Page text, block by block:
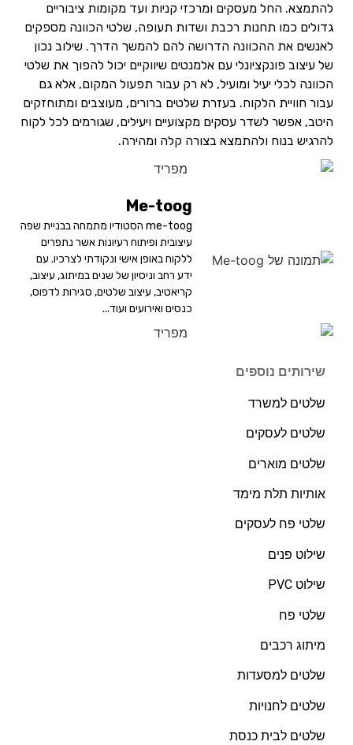
להתמצא. החל מעסקים ומרכזי קניות ועד מקומות ציבוריים
גדולים כמו תחנות רכבת ושדות תעופה, שלטי הכוונה מספקים
לאנשים את ההכוונה הדרושה להם להמשך הדרך. שילוב נכון
של עיצוב פונקציונלי עם אלמנטים שיווקיים יכול להפוך את שלטי
הכוונה לכלי יעיל ומועיל, לא רק עבור תפעול המקום, אלא גם
עבור חוויית הלקוח. בעזרת שלטים ברורים, מעוצבים ומתוחזקים
היטב, אפשר לשדר עסקים מקצועיים ויעילים, שגורמים לכל לקוח
להרגיש בנוח ולהתמצא בצורה קלה ומהירה.
Me-toog
me-toog הסטודיו מתמחה בבניית שפה
עיצובית ופיתוח רעיונות אשר נתפרים
ללקוח באופן אישי ונקודתי לצרכיו. עם
ידע רחב וניסיון של שנים במיתוג, עיצוב,
קריאטיב, עיצוב שלטים, סגירות לדפוס,
כנסים ואירועים ועוד...
שירותים נוספים
שלטים למשרד
שלטים לעסקים
שלטים מוארים
אותיות תלת מימד
שלטי פח לעסקים
שילוט פנים
שילוט PVC
שלטי פח
מיתוג רכבים
שלטים למסעדות
שלטים לחנויות
שלטים לבית כנסת